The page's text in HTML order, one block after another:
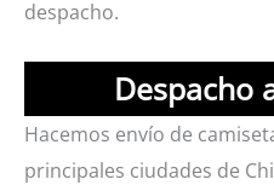
despacho.
Despacho
Hacemos envío de
principales ciudades de